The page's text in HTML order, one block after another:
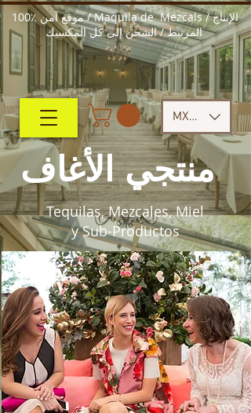
100٪ موقع آمن / Maquila de Mezcals / الإنتاج
المرتبط / الشحن إلى كل المكسيك
MXN ($)
منتجي الأغاف
Tequilas, Mezcales, Miel
y Sub-Productos